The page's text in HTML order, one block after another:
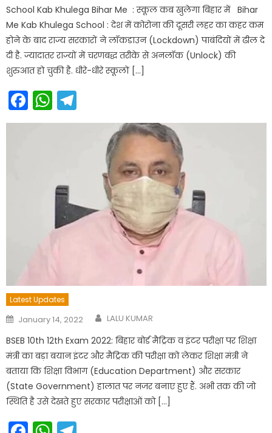
School Kab Khulega Bihar Me : स्कूल कब खुलेगा बिहार में Bihar
Me Kab Khulega School : देश में कोरोना की दूसरी लहर का कहर कम
होने के बाद राज्य सरकारों ने लॉकडाउन (Lockdown) पाबंदियों में ढील दे
दी है. ज्यादातर राज्यों में चरणबद्ध तरीके से अनलॉक (Unlock) की
शुरुआत हो चुकी है. धीरे-धीरे स्कूलों […]
Facebook
WhatsApp
Latest Updates
Posted
on
January 14, 2022 Author
LALU KUMAR
BSEB 10th 12th Exam 2022: बिहार बोर्ड मैट्रिक व इंटर परीक्षा पर शिक्षा
मंत्री का बड़ा बयान इंटर और मैट्रिक की परीक्षा को लेकर शिक्षा मंत्री ने
बताया कि शिक्षा विभाग (Education Department) और सरकार
(State Government) हालात पर नजर बनाए हुए हैं. अभी तक की जो
स्थिति है उसे देखते हुए सरकार परीक्षाओं को […]